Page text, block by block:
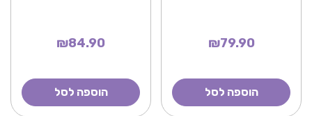
₪79.90
הוספה לסל
₪84.90
הוספה לסל